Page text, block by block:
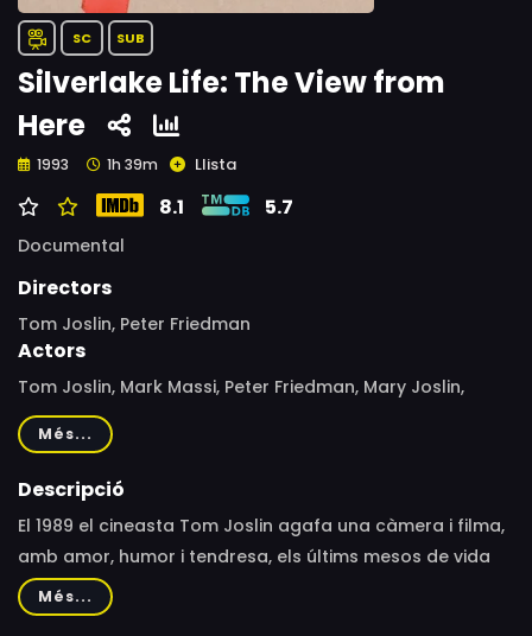
SC SUB
Silverlake Life: The View from
Here
1993 1h 39m Llista
8.1 5.7
Documental
Directors
Tom Joslin, Peter Friedman
Actors
Tom Joslin, Mark Massi, Peter Friedman, Mary Joslin,
Charles Joslin, Bo Huston, Elaine Mayes, Liane Bonin, Lois
Black Hill, Ronald O. Gillentine, JP Christy, M.M. Van
Benschoten O.M.D., Whitey Joslin, Sue Joslin, David Joslin,
Tanenbaum, Matrisha Person, David P. Sheldon, Marilyn
Rubin, R. Wilbur Melbye M.D., Maricar Crawley, Christina
Gill, Anne Margaret Hall
Més...
Descripció
El 1989 el cineasta Tom Joslin agafa una càmera i filma,
amb amor, humor i tendresa, els últims mesos de vida
quotidiana amb la seva parella després que tots dos
fossin diagnosticats de sida. Després de la mort del
Més...